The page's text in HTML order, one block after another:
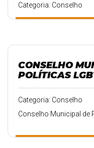
Categoria: Conselho
CONSELHO
POLÍTICAS
Categoria: Conselho
Conselho Municipal de